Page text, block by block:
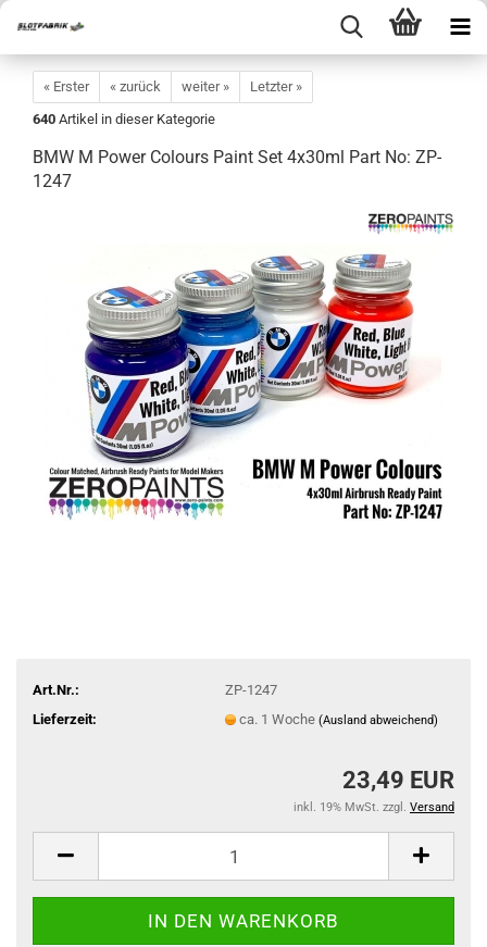
« Erster « zurück weiter »
Letzter »
640 Artikel in dieser Kategorie
BMW M Power Colours Paint Set 4x30ml Part No: ZP-
1247
Art.Nr.:
ZP-1247
Lieferzeit:
ca. 1 Woche (Ausland abweichend)
23,49 EUR
inkl. 19% MwSt. zzgl. Versand